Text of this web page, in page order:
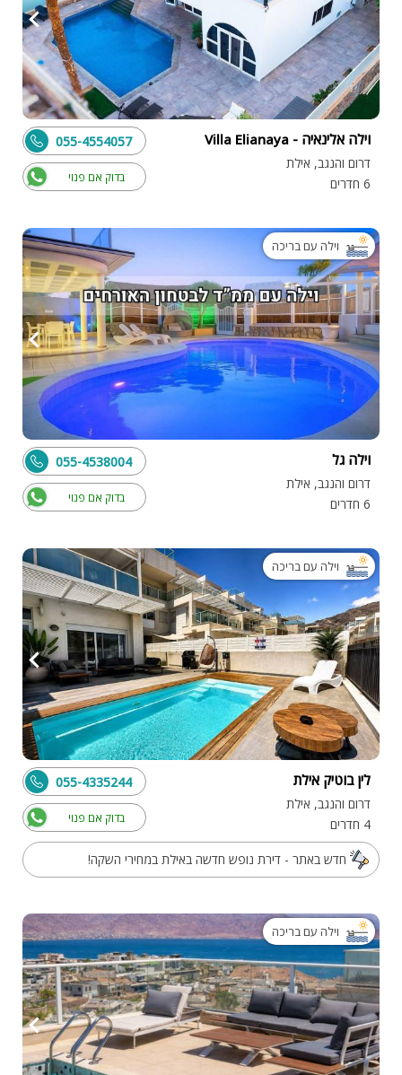
וילה אלינאיה - Villa Elianaya
דרום והנגב, אילת
6 חדרים
בדוק אם פנוי
055-4554057
וילה עם בריכה
וילה גל
דרום והנגב, אילת
6 חדרים
בדוק אם פנוי
055-4538004
וילה עם בריכה
לין בוטיק אילת
דרום והנגב, אילת
4 חדרים
בדוק אם פנוי
055-4335244
חדש באתר - דירת נופש חדשה באילת במחירי השקה!
וילה עם בריכה